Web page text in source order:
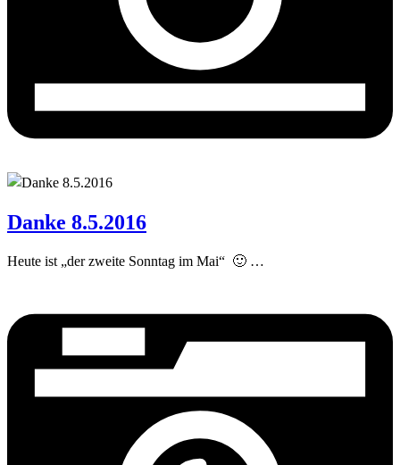
Danke 8.5.2016
Heute ist „der zweite Sonntag im Mai“ 🙂 …